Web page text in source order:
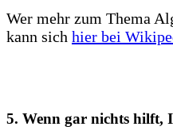
Wer mehr zum Thema
kann sich hier bei
5. Wenn gar nichts hilft,